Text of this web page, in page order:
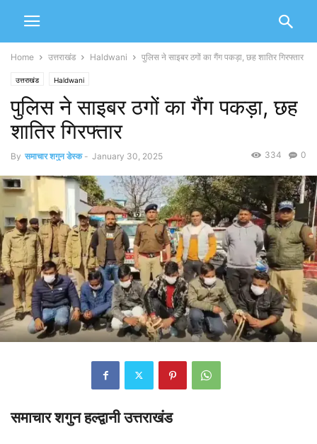
Home उत्तराखंड Haldwani पुलिस ने साइबर ठगों का गैंग पकड़ा, छह शातिर गिरफ्तार
उत्तराखंड Haldwani
पुलिस ने साइबर ठगों का गैंग पकड़ा, छह
शातिर गिरफ्तार
By समाचार शगुन डेस्क - January 30, 2025 0
334
समाचार शगुन हल्द्वानी उत्तराखंड